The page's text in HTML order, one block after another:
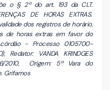
o § 2º do art. 193 da CLT.
DE HORAS EXTRAS.
dos registros de horário,
de horas extras em favor do
- Processo 0105700-
Redator: VANDA KRINDGES
2010, Origem: 5ª Vara do
Grifamos